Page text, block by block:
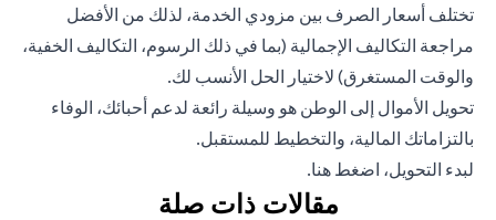
تختلف أسعار الصرف بين مزودي الخدمة، لذلك من الأفضل
مراجعة التكاليف الإجمالية (بما في ذلك الرسوم، التكاليف الخفية،
والوقت المستغرق) لاختيار الحل الأنسب لك.
تحويل الأموال إلى الوطن هو وسيلة رائعة لدعم أحبائك، الوفاء
بالتزاماتك المالية، والتخطيط للمستقبل.
لبدء التحويل، اضغط هنا.
مقالات ذات صلة